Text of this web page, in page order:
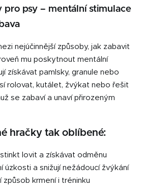
a
p
r
v
y
v
i
u
v
pro psy – mentální stimulace
nejúčinnější způsoby, jak zabavit
mu poskytnout mentální
získávat pamlsky, granule nebo
rolovat, kutálet, žvýkat nebo řešit
se zabaví a unaví přirozeným
hračky tak oblíbené:
lovit a získávat odměnu
úzkosti a snižují nežádoucí žvýkání
způsob krmení i tréninku